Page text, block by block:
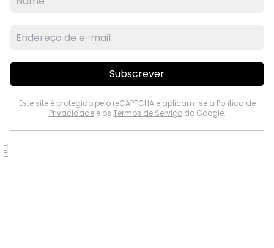
Subscrever
Este site é protegido pelo reCAPTCHA e aplicam-se a Política de
Privacidadee os Termos de Serviçodo Google.
PUB.